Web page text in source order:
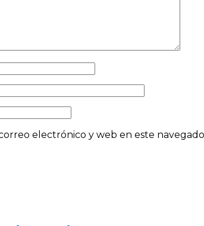
electrónico y web en este